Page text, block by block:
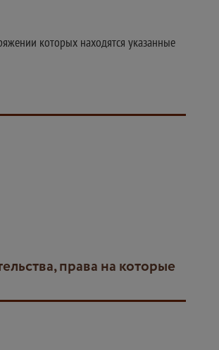
которых находятся указанные